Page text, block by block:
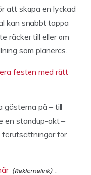
att skapa en lyckad
kan snabbt tappa
räcker till eller om
som planeras.
festen med rätt
gästerna på – till
en standup-akt –
förutsättningar för
.